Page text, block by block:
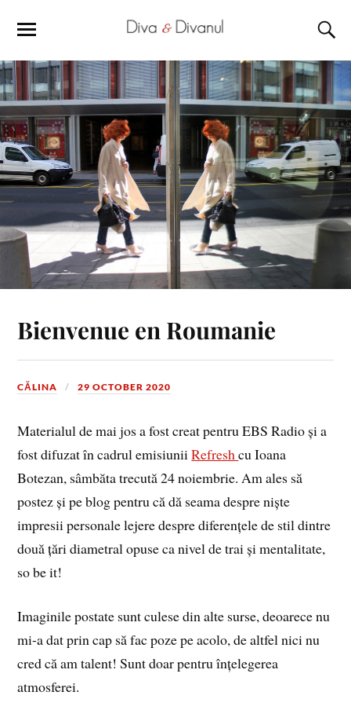
Bienvenue en Roumanie
CĂLINA 29 OCTOBER 2020
Materialul de mai jos a fost creat pentru EBS Radio și a
fost difuzat în cadrul emisiuniiRefreshcu Ioana
Botezan, sâmbăta trecută 24 noiembrie. Am ales să
postez și pe blog pentru că dă seama despre niște
impresii personale lejere despre diferențele de stil dintre
două țări diametral opuse ca nivel de trai și mentalitate,
so be it!
Imaginile postate sunt culese din alte surse, deoarece nu
mi-a dat prin cap să fac poze pe acolo, de altfel nici nu
cred că am talent! Sunt doar pentru înțelegerea
atmosferei.